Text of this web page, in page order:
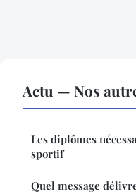
Actu — Nos
Les diplômes
sportif
Quel message